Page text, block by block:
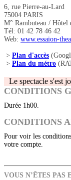
6, rue Pierre-au-Lard
75004 PARIS
M° Rambuteau / Hôtel
Tél: 01 42 78 46 42
Web: www.essaion-
> Plan d'accès
> Plan du métro
Le spectacle s'est
CONDITIONS
Durée 1h00.
CONDITIONS
Pour voir les
votre compte.
VOUS N’ÊTES PAS